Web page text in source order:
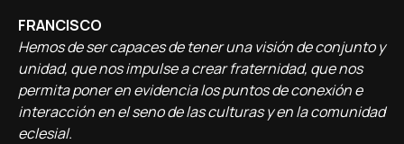
FRANCISCO
Hemos de ser capaces de tener una visión de conjunto y
unidad, que nos impulse a crear fraternidad, que nos
permita poner en evidencia los puntos de conexión e
interacción en el seno de las culturas y en la comunidad
eclesial.